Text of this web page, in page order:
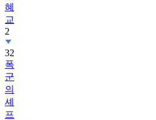
혜
교
2
32
폭
군
의
셰
프